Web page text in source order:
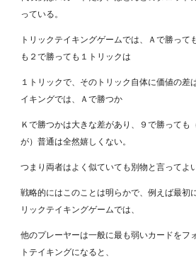
っている。
トリックテイキングゲームでは、Ａで勝って
も２で勝っても１トリックは
１トリックで、そのトリック自体に価値の差
イキングでは、Ａで勝つか
Ｋで勝つかは大きな差があり、９で勝っても
が）普通は全然嬉しくない。
つまり両者はよく似ていても別物と言ってよ
戦略的にはこのことは明らかで、例えば最初
リックテイキングゲームでは、
他のプレーヤーは一般に最も弱いカードをフ
トテイキングになると、